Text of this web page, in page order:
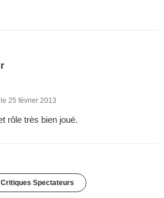
25 février 2013
rôle très bien joué.
Spectateurs